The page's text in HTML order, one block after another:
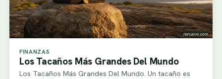
FINANZAS
Los Tacaños Más Grandes Del Mundo
Los Tacaños Más Grandes Del Mundo. Un tacaño es